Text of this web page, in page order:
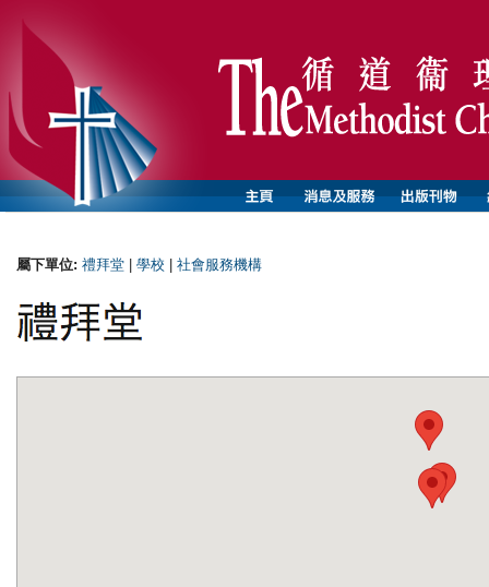
屬下單位: 禮拜堂 學校 社會服務機構